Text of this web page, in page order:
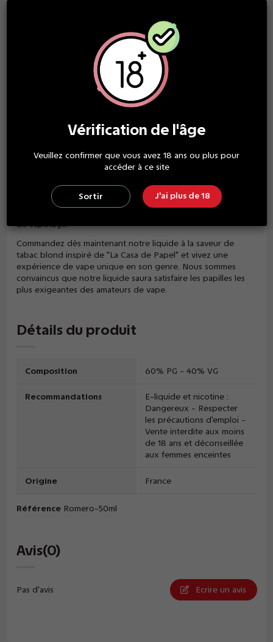
Notre liquide est disponible en plusieurs taux de nicotine
pour répondre à vos besoins spécifiques. Que vous soyez un
vapoteur débutant ou expérimenté, notre liquide de 50ml est
parfait pour une utilisation quotidienne ou pour une occasion
spéciale. Nous proposons des taux de nicotine allant de 0 à
12 mg/ml pour satisfaire tous les types de consommateurs.
facile à transporter, avec un embout fin pour une recharge
facile et sans déversement. Avec son design inspiré de la série
ajout à votre collection de liquides à vaper.
en France, dans le respect des normes de sécurité et de
qualité les plus strictes. Notre liquide de 50ml est certifié
de vapotage.
Commandez dès maintenant notre liquide à la saveur de
tabac blond inspiré de "La Casa de Papel" et vivez une
expérience de vape unique en son genre. Nous sommes
convaincus que notre liquide saura satisfaire les papilles les
plus exigeantes des amateurs de vape.
Détails du produit
Composition 60% PG - 40% VG
Recommandations
E-liquide et nicotine :
Dangereux - Respecter
les précautions d'emploi -
Vente interdite aux moins
de 18 ans et déconseillée
aux femmes enceintes
Origine France
Référence Romero-50ml
Avis(0)
Pas d'avis Ecrire un avis
Vérification de l'âge
Veuillez confirmer que vous avez 18 ans ou plus pour
accéder à ce site
Sortir J'ai plus de 18